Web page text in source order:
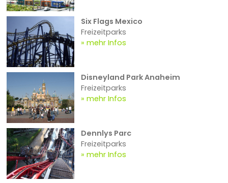
Six Flags Mexico
Freizeitparks
mehr Infos
Disneyland Park Anaheim
Freizeitparks
mehr Infos
Dennlys Parc
Freizeitparks
mehr Infos